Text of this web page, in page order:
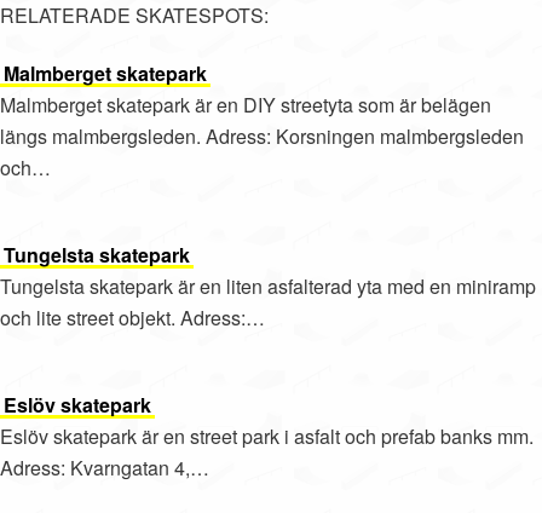
RELATERADE SKATESPOTS:
Malmberget skatepark
Malmberget skatepark är en DIY streetyta som är belägen
längs malmbergsleden. Adress: Korsningen malmbergsleden
och…
Tungelsta skatepark
Tungelsta skatepark är en liten asfalterad yta med en miniramp
och lite street objekt. Adress:…
Eslöv skatepark
Eslöv skatepark är en street park i asfalt och prefab banks mm.
Adress: Kvarngatan 4,…